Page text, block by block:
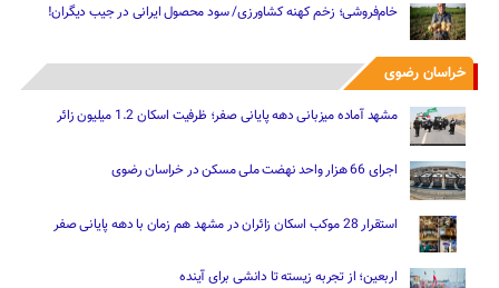
خام‌فروشی؛ زخم کهنه کشاورزی/ سود محصول ایرانی در جیب دیگران!
خراسان رضوی
مشهد آماده میزبانی دهه پایانی صفر؛ ظرفیت اسکان 1.2 میلیون زائر
اجرای 66 هزار واحد نهضت ملی مسکن در خراسان رضوی
استقرار 28 موکب اسکان زائران در مشهد هم زمان با دهه پایانی صفر
اربعین؛ از تجربه زیسته تا دانشی برای آینده